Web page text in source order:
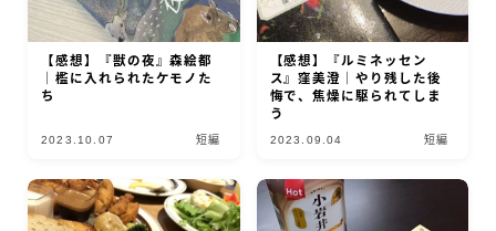
【感想】『獣の夜』森絵都
｜檻に入れられたケモノた
ち
2023.10.07 短編
【感想】『ルミネッセン
ス』窪美澄｜やり残した後
悔で、焦燥に駆られてしま
う
2023.09.04 短編